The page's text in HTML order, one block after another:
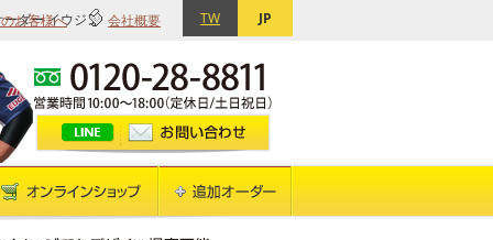
ーダー イウジン 会社概要
お客様へ TW JP